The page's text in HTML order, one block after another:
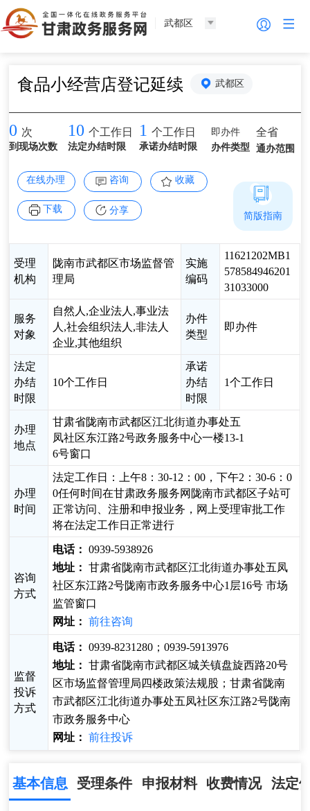
武都区
食品小经营店登记延续 武都区
0 次
到现场次数
10 个工作日
法定办结时限
1 个工作日
承诺办结时限
即办件
办件类型
全省
通办范围
在线办理 咨询 收藏
下载 分享
受理
机构
陇南市武都区市场监督管
理局
实施
编码
11621202MB1
578584946201
31033000
服务
对象
自然人,企业法人,事业法
人,社会组织法人,非法人
企业,其他组织
办件
类型
即办件
法定
办结
时限
10个工作日
承诺
办结
时限
1个工作日
办理
地点
甘肃省陇南市武都区江北街道办事处五
凤社区东江路2号政务服务中心一楼13-1
6号窗口
办理
时间
法定工作日：上午8：30-12：00，下午2：30-6：0
0任何时间在甘肃政务服务网陇南市武都区子站可
正常访问、注册和申报业务，网上受理审批工作
将在法定工作日正常进行
咨询
方式
电话： 0939-5938926
地址： 甘肃省陇南市武都区江北街道办事处五凤
社区东江路2号陇南市政务服务中心1层16号 市场
监管窗口
网址： 前往咨询
监督
投诉
方式
电话： 0939-8231280；0939-5913976
地址： 甘肃省陇南市武都区城关镇盘旋西路20号
区市场监督管理局四楼政策法规股；甘肃省陇南
市武都区江北街道办事处五凤社区东江路2号陇南
市政务服务中心
网址： 前往投诉
简版指南
基本信息 受理条件 申报材料 收费情况 法定